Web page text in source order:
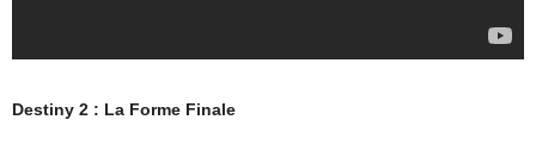
Destiny 2 : La Forme Finale